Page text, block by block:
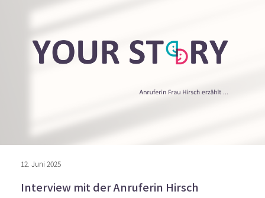
12. Juni 2025
Interview mit der Anruferin Hirsch